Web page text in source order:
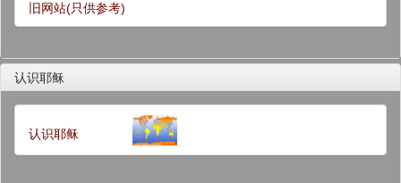
旧网站(只供参考)
认识耶稣
认识耶稣